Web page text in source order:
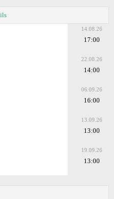
14.08.26
17:00
22.08.26
14:00
06.09.26
16:00
13.09.26
13:00
19.09.26
13:00